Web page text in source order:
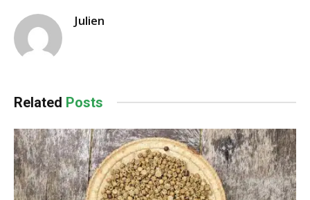
Julien
Related Posts